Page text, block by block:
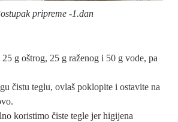
pripreme -1.dan
25 g oštrog, 25 g raženog i 50 g vode, pa
čistu teglu, ovlaš poklopite i ostavite na
koristimo čiste tegle jer higijena